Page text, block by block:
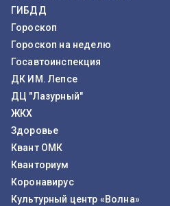
ГИБДД
Гороскоп
Гороскоп на неделю
Госавтоинспекция
ДК ИМ. Лепсе
ДЦ "Лазурный"
ЖКХ
Здоровье
Квант ОМК
Кванториум
Коронавирус
Культурный центр «Волна»